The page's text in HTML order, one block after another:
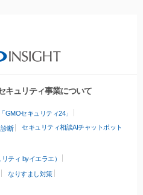
キュリティ事業について
GMOセキュリティ24」
断 セキュリティ相談AIチャットボット
ティ byイエラエ）
なりすまし対策